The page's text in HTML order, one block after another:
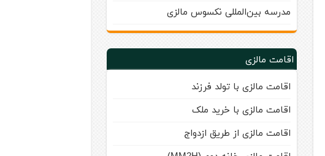
مدرسه بين‌المللی نكسوس مالزی
اقامت مالزی
اقامت مالزی با تولد فرزند
اقامت مالزی با خرید ملک
اقامت مالزی از طریق ازدواج